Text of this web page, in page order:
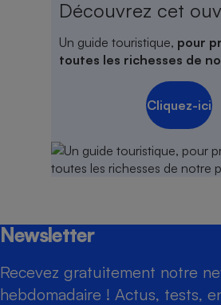
Découvrez cet
Un guide touristique, pour
toutes les richesses de
Cliquez-ici
Newsletter
Recevez gratuitement notre
hebdomadaire ! Actus, tests,